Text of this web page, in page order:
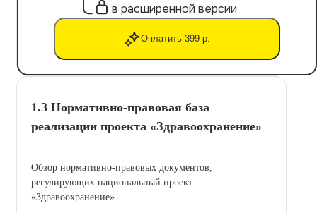
в расширенной версии
Оплатить 399 р.
1.3 Нормативно-правовая база
реализации проекта «Здравоохранение»
Обзор нормативно-правовых документов,
регулирующих национальный проект
«Здравоохранение».